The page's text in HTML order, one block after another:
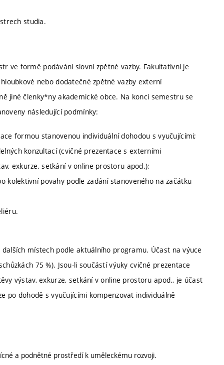
studia.
ve formě podávání slovní zpětné vazby. Fakultativní je
nebo dodatečné zpětné vazby externí
jiné členky*ny akademické obce. Na konci semestru se
následující podmínky:
formou stanovenou individuální dohodou s vyučujícími;
konzultací (cvičné prezentace s externími
exkurze, setkání v online prostoru apod.);
kolektivní povahy podle zadání stanoveného na začátku
místech podle aktuálního programu. Účast na výuce
75 %). Jsou-li součástí výuky cvičné prezentace
výstav, exkurze, setkání v online prostoru apod., je účast
po dohodě s vyučujícími kompenzovat individuálně
a podnětné prostředí k uměleckému rozvoji.